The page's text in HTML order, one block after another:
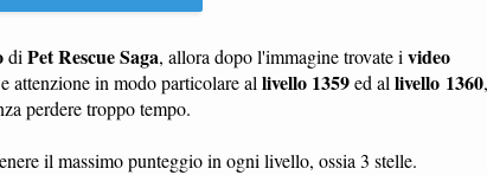
di Pet Rescue Saga, allora dopo l'immagine trovate i video
e attenzione in modo particolare al livello 1359ed al livello 1360,
perdere troppo tempo.
il massimo punteggio in ogni livello, ossia 3 stelle.